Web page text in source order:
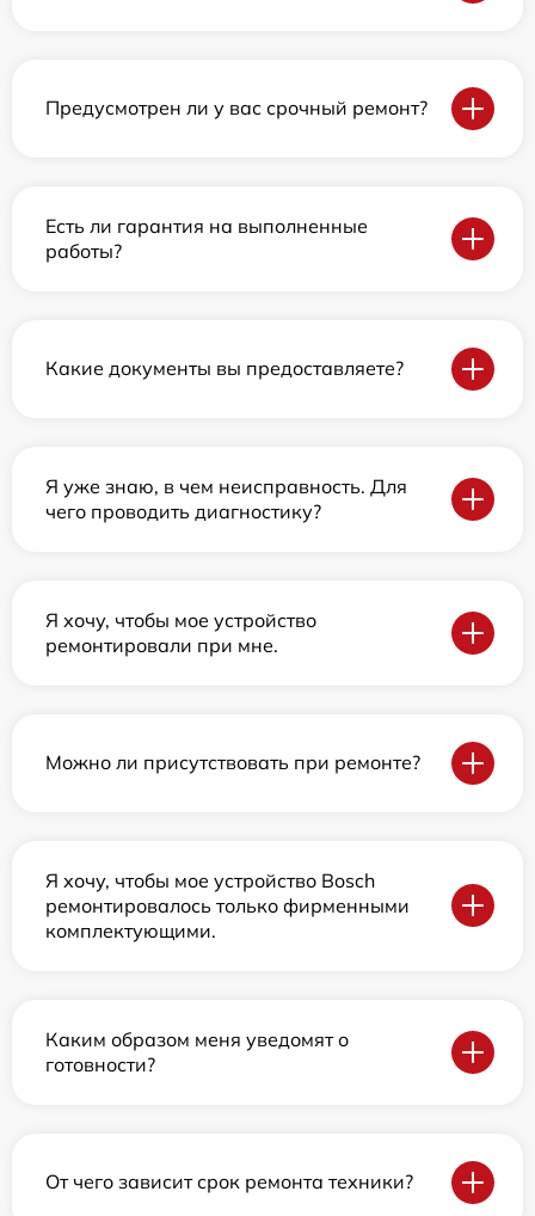
Предусмотрен ли у вас срочный ремонт?
Есть ли гарантия на выполненные
работы?
Какие документы вы предоставляете?
Я уже знаю, в чем неисправность. Для
чего проводить диагностику?
Я хочу, чтобы мое устройство
ремонтировали при мне.
Можно ли присутствовать при ремонте?
Я хочу, чтобы мое устройство Bosch
ремонтировалось только фирменными
комплектующими.
Каким образом меня уведомят о
готовности?
От чего зависит срок ремонта техники?